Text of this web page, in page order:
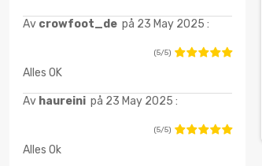
Av crowfoot_de på 23 May 2025 :
(5/5)
Alles OK
Av haureini på 23 May 2025 :
(5/5)
Alles Ok